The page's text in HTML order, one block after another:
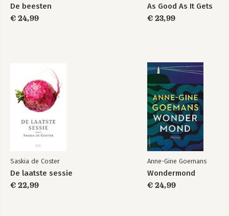
De beesten
€ 24,99
As Good As It Gets
€ 23,99
Saskia de Coster
De laatste sessie
€ 22,99
Anne-Gine Goemans
Wondermond
€ 24,99